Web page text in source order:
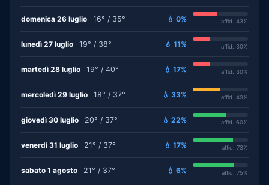
domenica 26 luglio 16° / 35° 💧 0% affid. 43%
lunedì 27 luglio 19° / 38° 💧 11% affid. 30%
martedì 28 luglio 19° / 40° 💧 17% affid. 30%
mercoledì 29 luglio 18° / 37° 💧 33% affid. 49%
giovedì 30 luglio 20° / 37° 💧 22% affid. 60%
venerdì 31 luglio 21° / 37° 💧 17% affid. 73%
sabato 1 agosto 21° / 37° 💧 6% affid. 75%